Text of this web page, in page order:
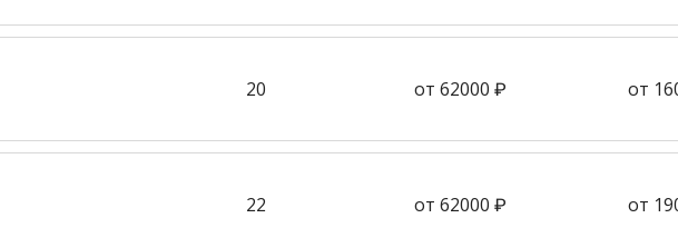
20 от 62000 ₽ от
22 от 62000 ₽ от